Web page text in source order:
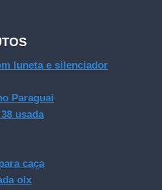
luneta e silenciador
Paraguai
usada
caça
olx